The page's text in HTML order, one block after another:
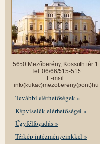
5650 Mezőberény, Kossuth tér 1.
Tel: 06/66/515-515
E-mail:
info(kukac)mezobereny(pont)hu
További elérhetőségek »
Képviselők elérhetőségei »
Ügyfélfogadás »
Térkép intézményeinkkel »